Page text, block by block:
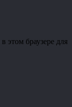
этом браузере для